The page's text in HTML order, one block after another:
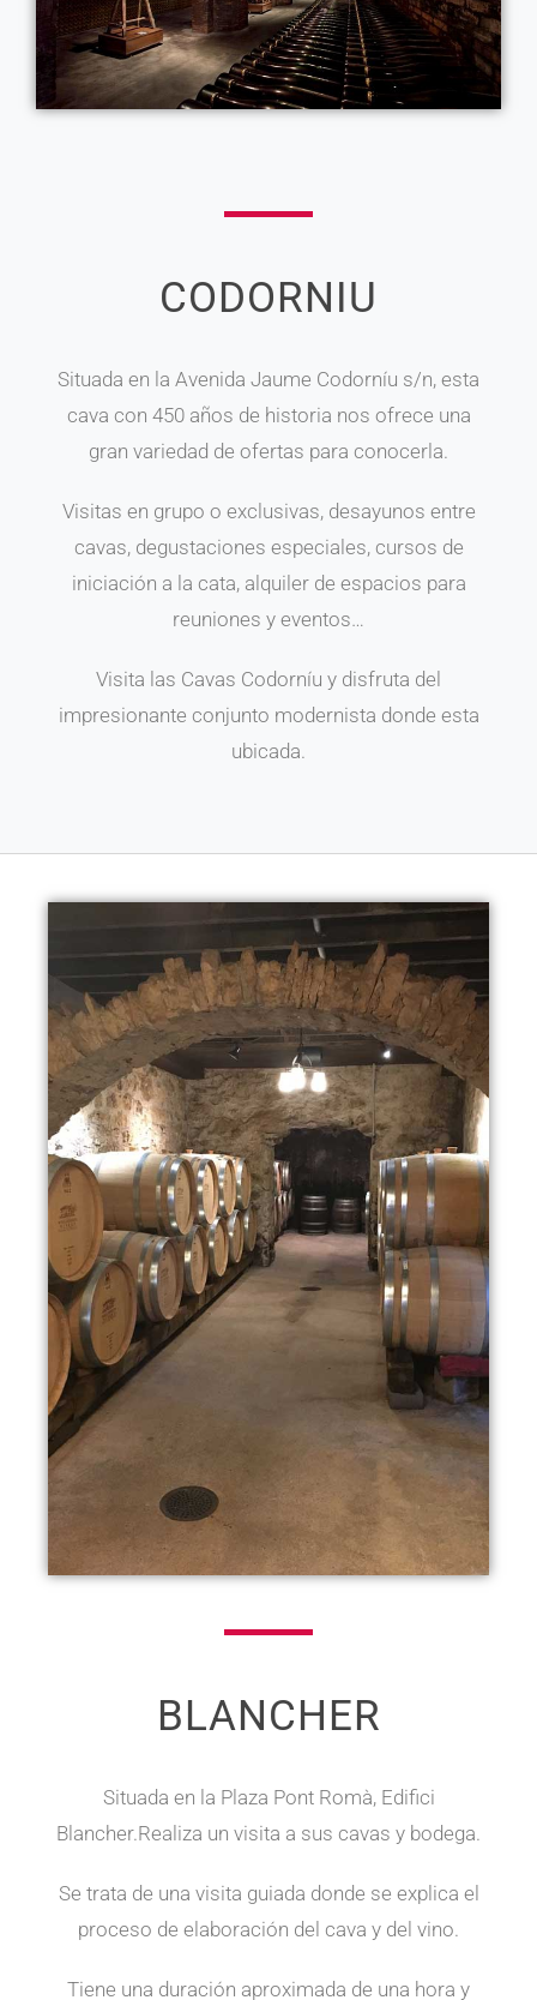
CODORNIU
Situada en la Avenida Jaume Codorníu s/n, esta
cava con 450 años de historia nos ofrece una
gran variedad de ofertas para conocerla.
Visitas en grupo o exclusivas, desayunos entre
cavas, degustaciones especiales, cursos de
iniciación a la cata, alquiler de espacios para
reuniones y eventos…
Visita las Cavas Codorníu y disfruta del
impresionante conjunto modernista donde esta
ubicada.
BLANCHER
Situada en la Plaza Pont Romà, Edifici
Blancher.Realiza un visita a sus cavas y bodega.
Se trata de una visita guiada donde se explica el
proceso de elaboración del cava y del vino.
Tiene una duración aproximada de una hora y